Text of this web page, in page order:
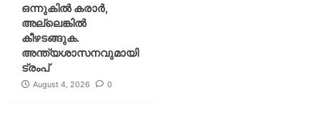
ഒന്നുകില്‍ കരാര്‍,
അല്ലെങ്കില്‍
കീഴടങ്ങുക.
അന്ത്യശാസനവുമായി
ട്രംപ്
August 4, 2026 0